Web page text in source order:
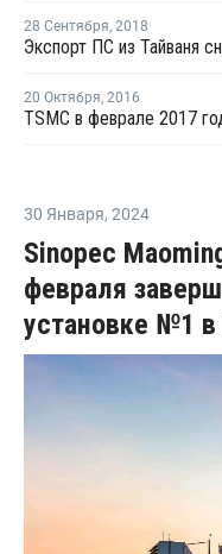
28 Сентября, 2018
Экспорт ПС из Тайваня
20 Октября, 2016
30 Января, 2024
Sinopec
февраля
установке №1